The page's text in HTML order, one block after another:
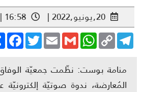
20,يونيو,2022 | 16:58 |
FacebookTwitterEmailGmail
WhatsAppCopy
Link
منامة بوست: نظّمت جمعيّة الوفاق
المُعارضة، ندوة صوتيّة إلكترونيّة